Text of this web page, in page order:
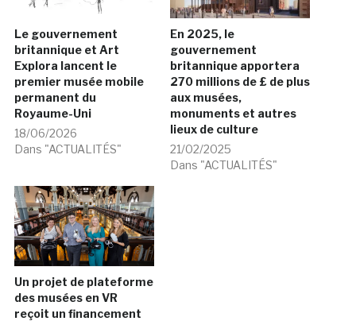
Le gouvernement
britannique et Art
Explora lancent le
premier musée mobile
permanent du
Royaume-Uni
18/06/2026
Dans "ACTUALITÉS"
En 2025, le
gouvernement
britannique apportera
270 millions de £ de plus
aux musées,
monuments et autres
lieux de culture
21/02/2025
Dans "ACTUALITÉS"
Un projet de plateforme
des musées en VR
reçoit un financement